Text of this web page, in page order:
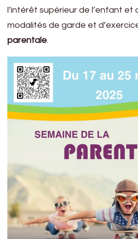
l’intérêt supérieur de l’enfant et
modalités de garde et
parentale.